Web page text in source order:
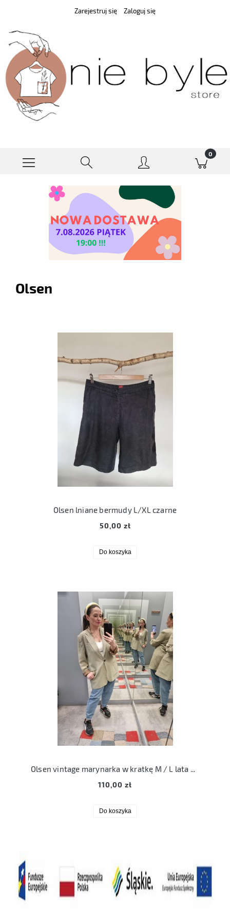
Zarejestruj się Zaloguj się
Olsen
Olsen lniane bermudy L/XL czarne
50,00 zł
Do koszyka
110,00 zł
Do koszyka